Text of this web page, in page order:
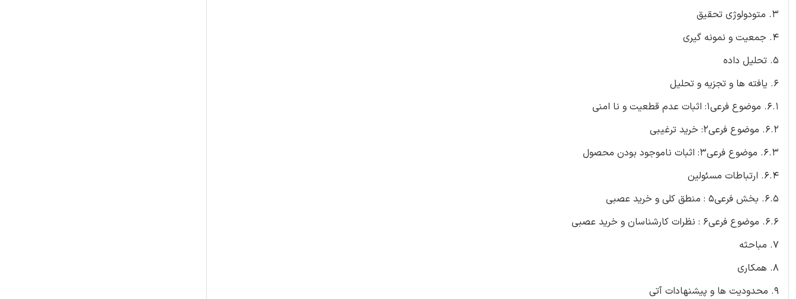
3. متودولوژی تحقیق
4. جمعیت و نمونه گیری
5. تحلیل داده
6. یافته ها و تجزیه و تحلیل
6.1. موضوع فرعی1: اثبات عدم قطعیت و نا امنی
6.2. موضوع فرعی2: خرید ترغیبی
6.3. موضوع فرعی3: اثبات ناموجود بودن محصول
6.4. ارتباطات مسئولین
6.5. بخش فرعی5 : منطق کلی و خرید عصبی
6.6. موضوع فرعی6 : نظرات کارشناسان و خرید عصبی
7. مباحثه
8. همکاری
9. محدودیت ها و پیشنهادات آتی